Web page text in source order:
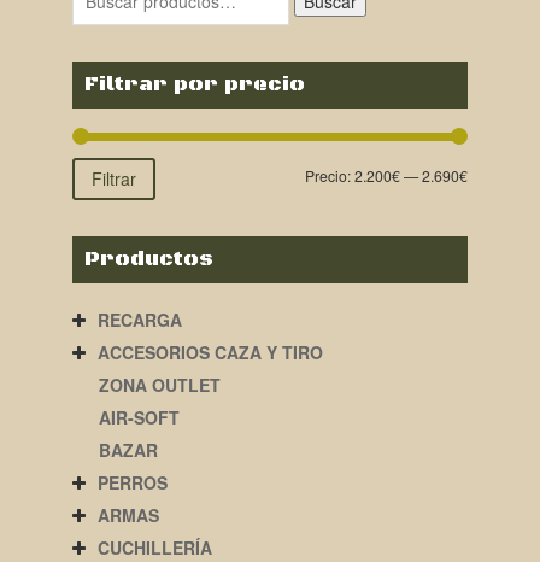
2.750,00€.2.620,00€.
Filtrar por precio
Filtrar Precio:2.200€—2.690€
Productos
RECARGA
ACCESORIOS CAZA Y TIRO
ZONA OUTLET
AIR-SOFT
BAZAR
PERROS
ARMAS
CUCHILLERÍA